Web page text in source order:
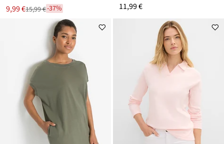
Nová
cena
9,99 €
Zľava15,99 €-37% 11,99 €